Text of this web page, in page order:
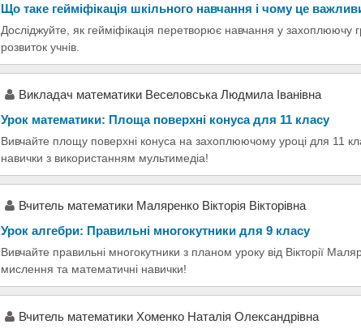
Що таке гейміфікація шкільного навчання і чому це
Досліджуйте, як гейміфікація перетворює навчання у захоплюючу
розвиток учнів.
Викладач математики Веселовська Людмила Іванівна
Урок математики: Площа поверхні конуса для 11 класу
Вивчайте площу поверхні конуса на захоплюючому уроці для 11
навички з використанням мультимедіа!
Вчитель математики Маляренко Вікторія Вікторівна
Урок алгебри: Правильні многокутники для 9 класу
Вивчайте правильні многокутники з планом уроку від Вікторії
мислення та математичні навички!
Вчитель математики Хоменко Наталія Олександрівна